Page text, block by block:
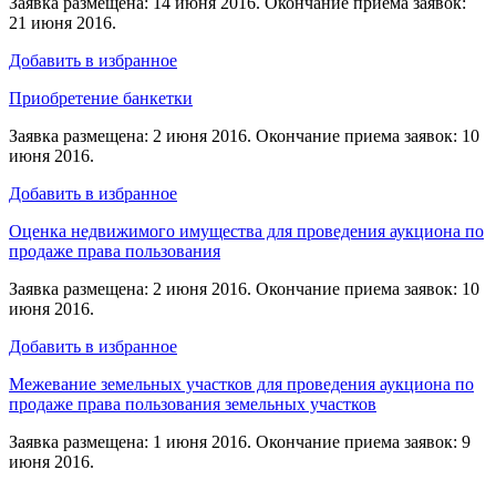
21 июня 2016.
Добавить в избранное
Приобретение банкетки
Заявка размещена: 2 июня 2016. Окончание приема заявок: 10
июня 2016.
Добавить в избранное
Оценка недвижимого имущества для проведения аукциона по
продаже права пользования
Заявка размещена: 2 июня 2016. Окончание приема заявок: 10
июня 2016.
Добавить в избранное
Межевание земельных участков для проведения аукциона по
продаже права пользования земельных участков
Заявка размещена: 1 июня 2016. Окончание приема заявок: 9
июня 2016.